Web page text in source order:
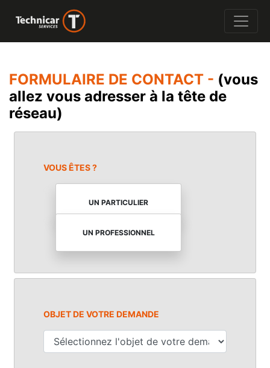
FORMULAIRE DE CONTACT - (vous
allez vous adresser à la tête de
réseau)
VOUS ÊTES ?
UN PARTICULIER
UN PROFESSIONNEL
OBJET DE VOTRE DEMANDE